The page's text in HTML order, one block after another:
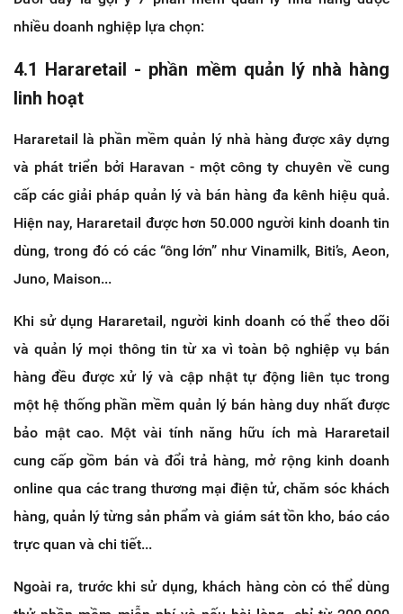
nhiều doanh nghiệp lựa chọn:
4.1 Hararetail - phần mềm quản lý nhà hàng
linh hoạt
Hararetail là phần mềm quản lý nhà hàng được xây dựng
và phát triển bởi Haravan - một công ty chuyên về cung
cấp các giải pháp quản lý và bán hàng đa kênh hiệu quả.
Hiện nay, Hararetail được hơn 50.000 người kinh doanh tin
dùng, trong đó có các “ông lớn” như Vinamilk, Biti’s, Aeon,
Juno, Maison...
Khi sử dụng Hararetail, người kinh doanh có thể theo dõi
và quản lý mọi thông tin từ xa vì toàn bộ nghiệp vụ bán
hàng đều được xử lý và cập nhật tự động liên tục trong
một hệ thống phần mềm quản lý bán hàng duy nhất được
bảo mật cao. Một vài tính năng hữu ích mà Hararetail
cung cấp gồm bán và đổi trả hàng, mở rộng kinh doanh
online qua các trang thương mại điện tử, chăm sóc khách
hàng, quản lý từng sản phẩm và giám sát tồn kho, báo cáo
trực quan và chi tiết...
Ngoài ra, trước khi sử dụng, khách hàng còn có thể dùng